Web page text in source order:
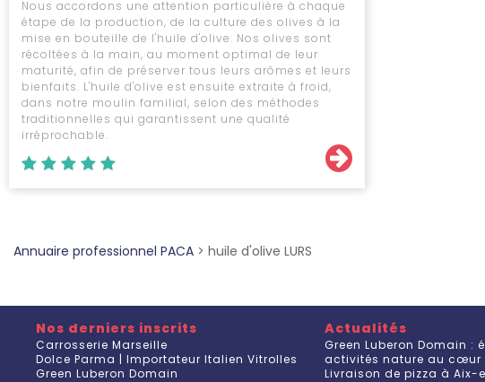
Nous accordons une attention particulière à chaque
étape de la production, de la culture des olives à la
mise en bouteille de l'huile d'olive. Nos olives sont
récoltées à la main, au moment optimal de leur
maturité, afin de préserver tous leurs arômes et leurs
bienfaits. L'huile d'olive est ensuite extraite à froid,
dans notre moulin familial, selon des méthodes
traditionnelles qui garantissent une qualité
irréprochable.
Annuaire professionnel PACA > huile d'olive LURS
Nos derniers inscrits
Carrosserie Marseille
Dolce Parma | Importateur Italien Vitrolles
Green Luberon Domain
Actualités
Green Luberon Domain :
activités nature au cœur
Livraison de pizza à Aix-